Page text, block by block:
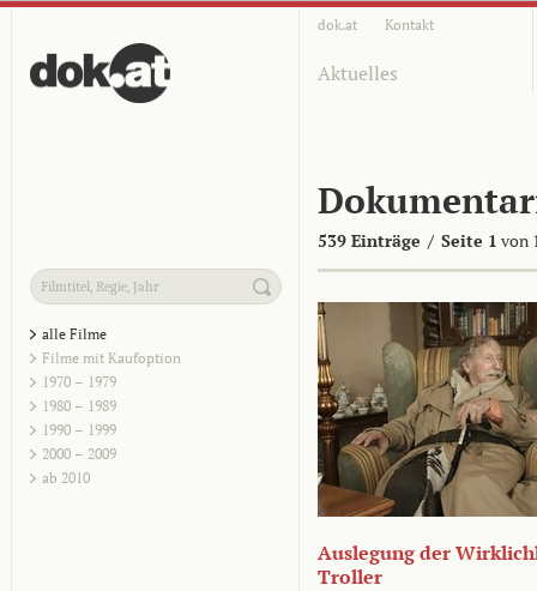
dok.at Kontakt
Aktuelles
539 Einträge / Seite 1 von
alle Filme
Filme mit Kaufoption
1970 – 1979
1980 – 1989
1990 – 1999
2000 – 2009
ab 2010
Auslegung der
Troller